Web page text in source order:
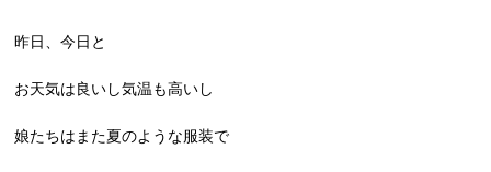
昨日、今日と
お天気は良いし気温も高いし
娘たちはまた夏のような服装で